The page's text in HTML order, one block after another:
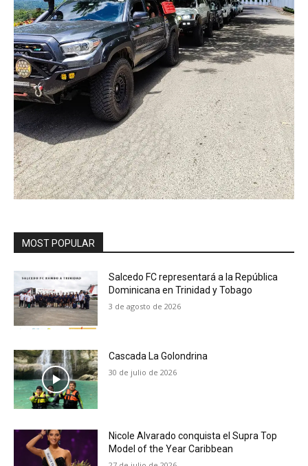
MOST POPULAR
Salcedo FC representará a la República
Dominicana en Trinidad y Tobago
3 de agosto de 2026
Cascada La Golondrina
30 de julio de 2026
Nicole Alvarado conquista el Supra Top
Model of the Year Caribbean